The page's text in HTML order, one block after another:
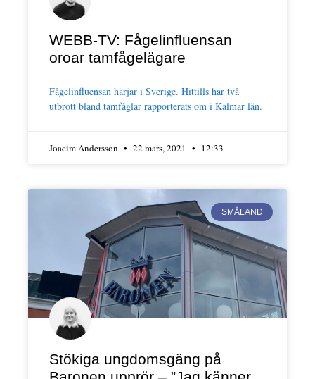
WEBB-TV: Fågelinfluensan
oroar tamfågelägare
Fågelinfluensan härjar i Sverige. Hittills har två
utbrott bland tamfåglar rapporterats om i Kalmar län.
Joacim Andersson 22 mars, 2021 12:33
SMÅLAND
Stökiga ungdomsgäng på